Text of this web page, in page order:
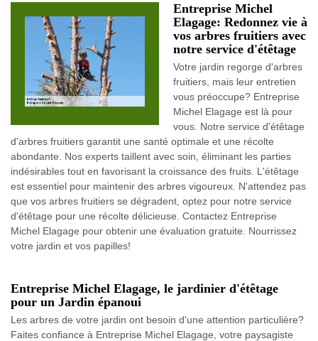
Entreprise Michel
Elagage: Redonnez vie à
vos arbres fruitiers avec
notre service d'étêtage
Votre jardin regorge d'arbres
fruitiers, mais leur entretien
vous préoccupe? Entreprise
Michel Elagage est là pour
vous. Notre service d'étêtage
d'arbres fruitiers garantit une santé optimale et une récolte
abondante. Nos experts taillent avec soin, éliminant les parties
indésirables tout en favorisant la croissance des fruits. L'étêtage
est essentiel pour maintenir des arbres vigoureux. N'attendez pas
que vos arbres fruitiers se dégradent, optez pour notre service
d'étêtage pour une récolte délicieuse. Contactez Entreprise
Michel Elagage pour obtenir une évaluation gratuite. Nourrissez
votre jardin et vos papilles!
Entreprise Michel Elagage, le jardinier d'étêtage
pour un Jardin épanoui
Les arbres de votre jardin ont besoin d'une attention particulière?
Faites confiance à Entreprise Michel Elagage, votre paysagiste